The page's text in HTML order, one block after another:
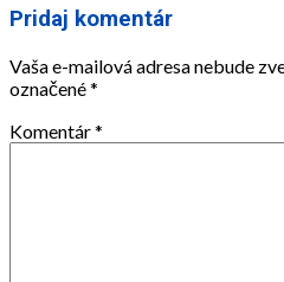
Pridaj komentár
Vaša e-mailová adresa nebude
označené*
Komentár*